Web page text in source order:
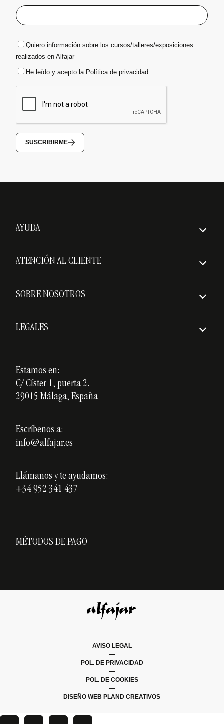
Quiero información sobre los cursos/talleres/exposiciones
realizados en Alfajar
He leído y acepto la Política de privacidad.
SUSCRIBIRME
AYUDA
Cómo hacer un pedido
Plazos de entrega
ATENCIÓN AL CLIENTE
Gastos de envío
SOBRE NOSOTROS
Cerámica personalizada
Opiniones
LEGALES
Política de Privacidad
Política de Cookies
Estamos en:
C/ Císter 1, puerta 2.
29015 Málaga, España
Escríbenos a:
info@alfajar.es
Llámanos y te ayudamos:
+34 952 341 437
MÉTODOS DE PAGO
AVISO LEGAL
|
POL. DE PRIVACIDAD
|
POL. DE COOKIES
|
DISEÑO WEB PLAND CREATIVOS